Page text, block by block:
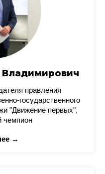
правления
государственного
"Движение первых",
чемпион
→